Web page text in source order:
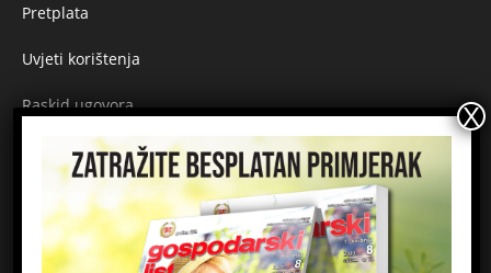
Pretplata
Uvjeti korištenja
Raskid ugovora
Načini plaćanja
Sigurnost plaćanja
Prijavite se na newsletter